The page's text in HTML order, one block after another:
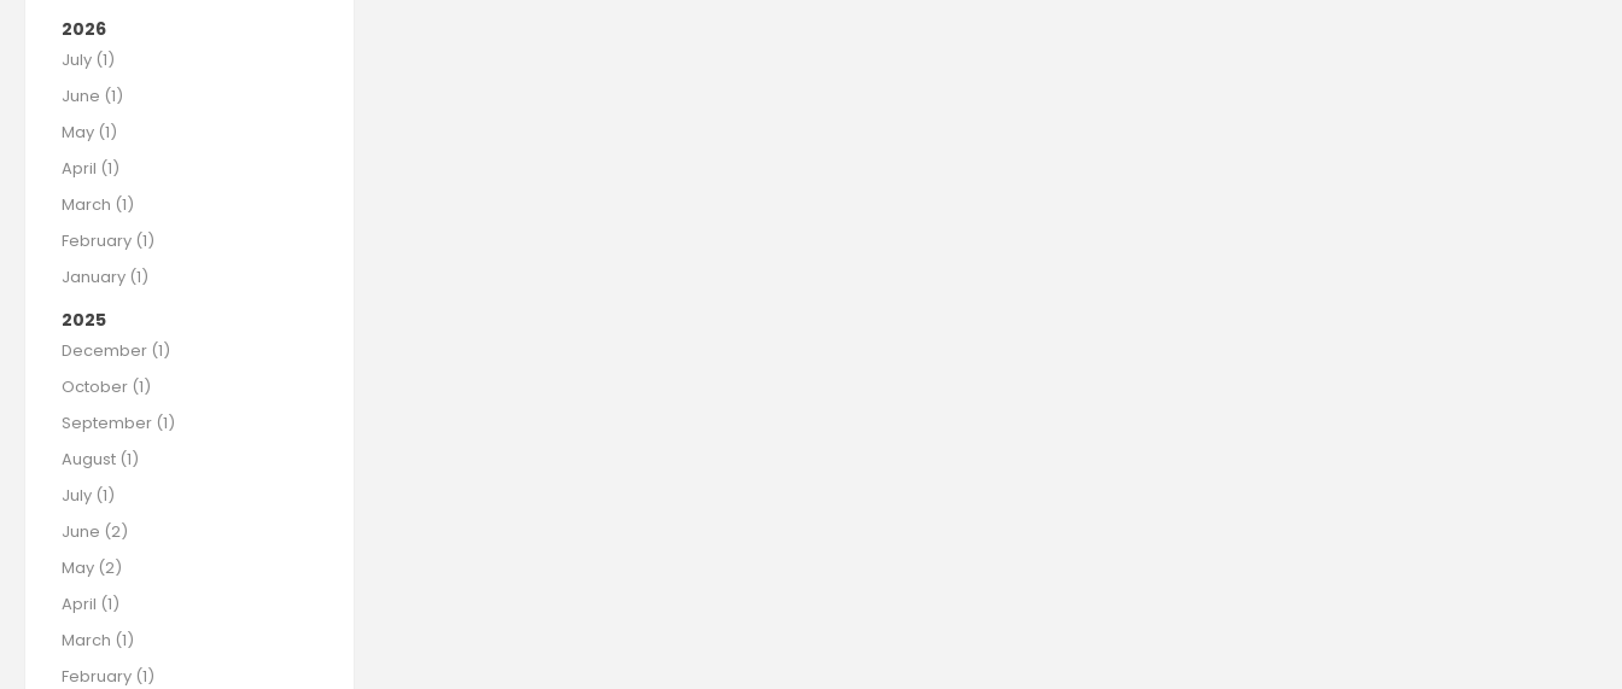
2026
July (1)
June (1)
May (1)
April (1)
March (1)
February (1)
January (1)
2025
December (1)
October (1)
September (1)
August (1)
July (1)
June (2)
May (2)
April (1)
March (1)
February (1)